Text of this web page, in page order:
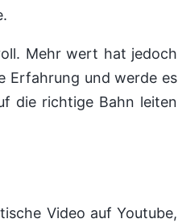
Mehr wert hat jedoch
Erfahrung und werde es
die richtige Bahn leiten
Video auf Youtube,